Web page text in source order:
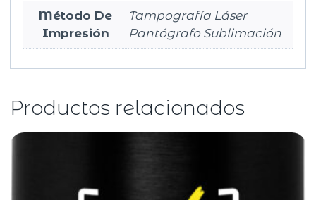
Método De
Impresión
Tampografía Láser
Pantógrafo Sublimación
Productos relacionados